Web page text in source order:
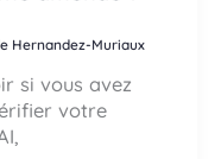
Hernandez-Muriaux
si vous avez
votre